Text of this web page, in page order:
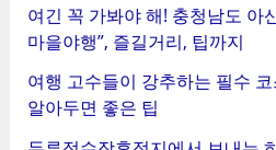
여긴 꼭 가봐야 해! 충청남도 아
마을야행”, 즐길거리, 팁까지
여행 고수들이 강추하는 필수
알아두면 좋은 팁